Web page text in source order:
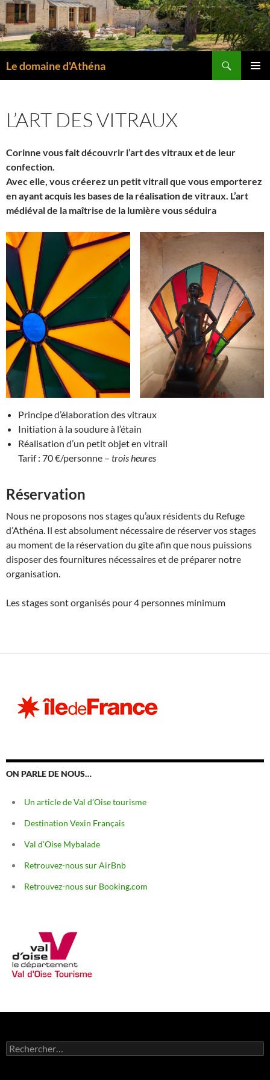
Aller
au
contenu
Le domaine d'Athéna
L’ART DES VITRAUX
Corinne vous fait découvrir l’art des vitraux et de leur
confection.
Avec elle, vous créerez un petit vitrail que vous emporterez
en ayant acquis les bases de la réalisation de vitraux. L’art
médiéval de la maîtrise de la lumière vous séduira
Principe d’élaboration des vitraux
Initiation à la soudure à l’étain
Réalisation d’un petit objet en vitrail
Tarif : 70 €/personne – trois heures
Réservation
Nous ne proposons nos stages qu’aux résidents du Refuge
d’Athéna. Il est absolument nécessaire de réserver vos stages
au moment de la réservation du gîte afin que nous puissions
disposer des fournitures nécessaires et de préparer notre
organisation.
Les stages sont organisés pour 4 personnes minimum
ON PARLE DE NOUS…
Un article de Val d’Oise tourisme
Destination Vexin Français
Val d’Oise Mybalade
Retrouvez-nous sur AirBnb
Retrouvez-nous sur Booking.com
Rechercher :